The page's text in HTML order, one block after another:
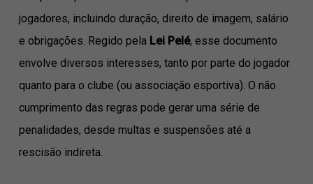
jogadores, incluindo duração, direito de imagem, salário
e obrigações. Regido pela Lei Pelé, esse documento
envolve diversos interesses, tanto por parte do jogador
quanto para o clube (ou associação esportiva). O não
cumprimento das regras pode gerar uma série de
penalidades, desde multas e suspensões até a
rescisão indireta.